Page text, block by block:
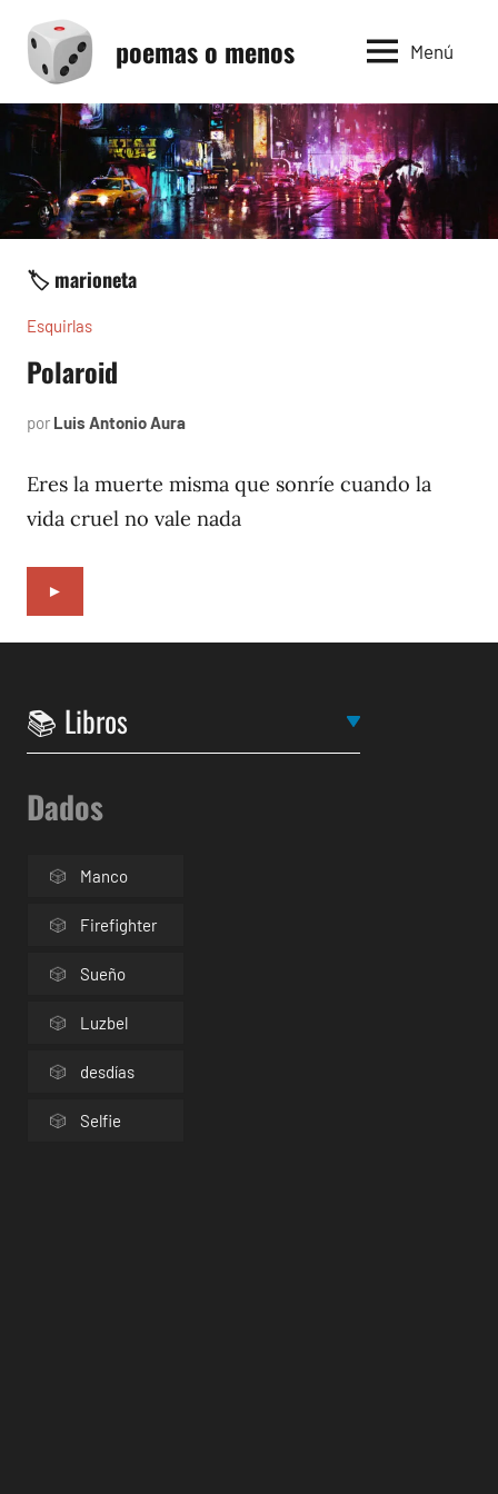
contenido
poemas o menos Menú
🏷️ marioneta
Esquirlas
Polaroid
por Luis Antonio Aura
2023
Eres la muerte misma que sonríe cuando la
vida cruel no vale nada
►
Dados
Manco
Firefighter
Sueño
Luzbel
desdías
Selfie